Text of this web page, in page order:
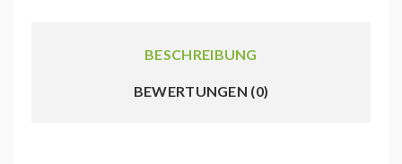
BESCHREIBUNG
BEWERTUNGEN (0)